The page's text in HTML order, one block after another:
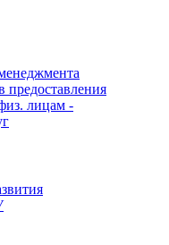
предоставления
лицам -